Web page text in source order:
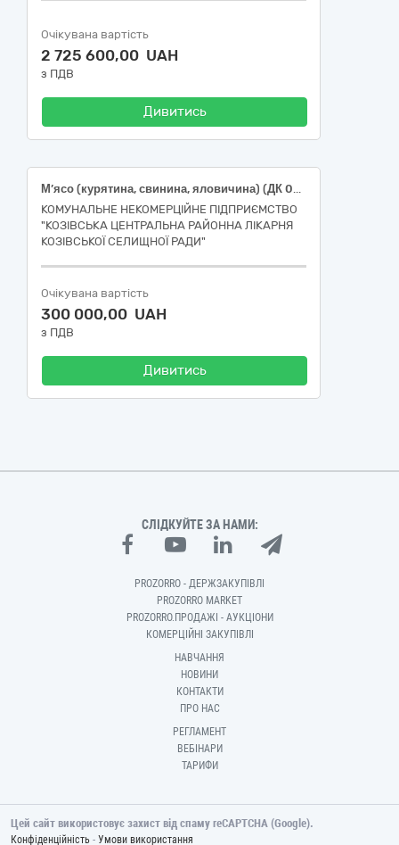
Очікувана вартість
2 725 600,00 UAH
з ПДВ
Дивитись
М’ясо (курятина, свинина, яловичина) (ДК 021:2015 - 15110000-2 — М’ясо)
КОМУНАЛЬНЕ НЕКОМЕРЦІЙНЕ ПІДПРИЄМСТВО
"КОЗІВСЬКА ЦЕНТРАЛЬНА РАЙОННА ЛІКАРНЯ
КОЗІВСЬКОЇ CЕЛИЩНОЇ РАДИ"
Очікувана вартість
300 000,00 UAH
з ПДВ
Дивитись
СЛІДКУЙТЕ ЗА НАМИ:
PROZORRO - ДЕРЖЗАКУПІВЛІ
PROZORRO MARKET
PROZORRO.ПРОДАЖІ - АУКЦІОНИ
КОМЕРЦІЙНІ ЗАКУПІВЛІ
НАВЧАННЯ
НОВИНИ
КОНТАКТИ
ПРО НАС
РЕГЛАМЕНТ
ВЕБІНАРИ
ТАРИФИ
Цей сайт використовує захист від спаму reCAPTCHA (Google).
Конфіденційність - Умови використання